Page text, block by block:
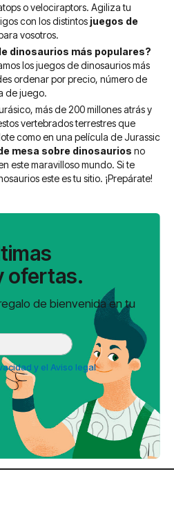
o velociraptors. Agiliza tu
con los distintos juegos de
vosotros.
dinosaurios más populares?
los juegos de dinosaurios más
ordenar por precio, número de
de juego.
más de 200 millones atrás y
vertebrados terrestres que
como en una película de Jurassic
mesa sobre dinosaurios no
este maravilloso mundo. Si te
este es tu sitio. ¡Prepárate!
ofertas.
de bienvenida en tu
y el Aviso legal